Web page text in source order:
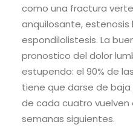
como una fractura
anquilosante, estenosis
espondilolistesis. La
pronostico del dolor
estupendo: el 90% de
tiene que darse de baja
de cada cuatro
semanas siguientes.